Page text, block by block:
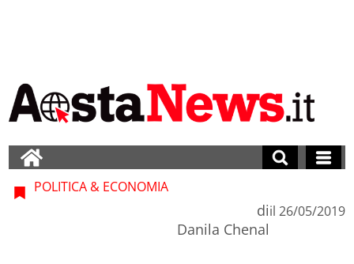
POLITICA & ECONOMIA
di
Danila Chenal
il 26/05/2019